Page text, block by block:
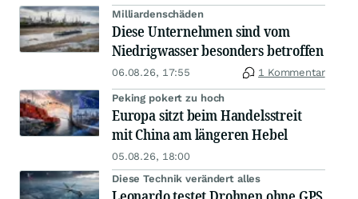
Milliardenschäden
Diese Unternehmen sind vom
Niedrigwasser besonders betroffen
06.08.26, 17:55 1 Kommentar
Peking pokert zu hoch
Europa sitzt beim Handelsstreit
mit China am längeren Hebel
05.08.26, 18:00
Diese Technik verändert alles